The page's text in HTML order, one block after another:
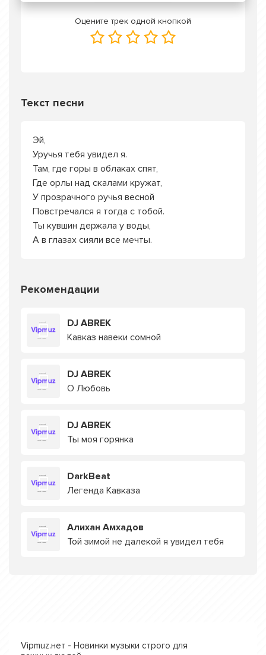
Оцените трек одной кнопкой
Текст песни
Эй,
Уручья тебя увидел я.
Там, где горы в облаках спят,
Где орлы над скалами кружат,
У прозрачного ручья весной
Повстречался я тогда с тобой.
Ты кувшин держала у воды,
А в глазах сияли все мечты.
Рекомендации
DJ ABREK
Кавказ навеки сомной
DJ ABREK
О Любовь
DJ ABREK
Ты моя горянка
DarkBeat
Легенда Кавказа
Алихан Амхадов
Той зимой не далекой я увидел тебя
Vipmuz.нет - Новинки музыки строго для